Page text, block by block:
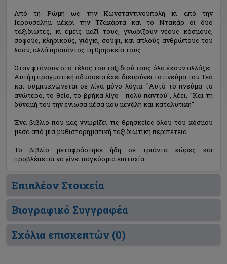
Από τη Ρώμη ως την Κωνσταντινούπολη κι από την
Ιερουσαλήμ μέχρι την Τζακάρτα και το Ντακάρ οι δύο
ταξιδιώτες, κι εμείς μαζί τους, γνωρίζουν νέους κόσμους,
σοφούς, κληρικούς, γιόγκι, σούφι, και απλούς ανθρώπους του
λαού, αλλά προπάντος τη θρησκεία τους.
Όταν φτάνουν στο τέλος του ταξιδιού τους όλα έχουν αλλάξει.
Αυτή η πραγματική οδύσσεια έχει διευρύνει το πνεύμα του Τεό
και συμπυκνώνεται σε λίγα μόνο λόγια: "Αυτό το πνεύμα το
ανώτερο, το θείο, το βρήκα λίγο - πολύ παντού", λέει. "Και τη
δύναμή του την ένιωσα μέσα μου μεγάλη και καταλυτική".
Ένα βιβλίο που μας γνωρίζει τις θρησκείες όλου του κόσμου
μέσα από μια μυθιστορηματική ταξιδιωτική περιπέτεια.
Το βιβλίο μεταφράστηκε ήδη σε τριάντα χώρες και
προβλέπεται να γίνει παγκόσμια επιτυχία.
Επιπλέον Στοιχεία
Βιογραφικό Συγγραφέα
Σχόλια επισκεπτών (0)